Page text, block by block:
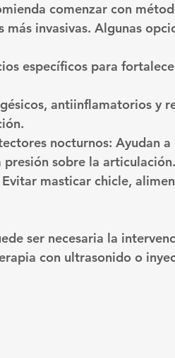
comenzar con
invasivas. Algunas
específicos para
antiinflamatorios y
nocturnos: Ayudan
sobre la articulación.
Evitar masticar chicle,
ser necesaria la
con ultrasonido o